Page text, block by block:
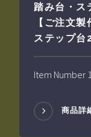
踏み台・ス
【ご注文
ステップ台
Item Number
商品詳